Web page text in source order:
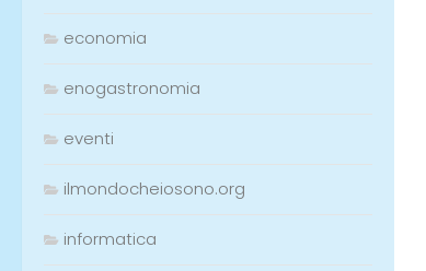
economia
enogastronomia
eventi
ilmondocheiosono.org
informatica